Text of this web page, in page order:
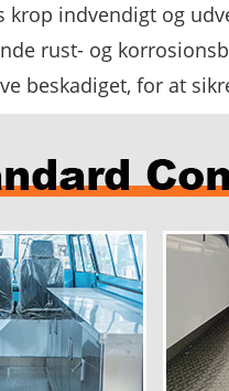
indvendigt og
rust- og
beskadiget, for at